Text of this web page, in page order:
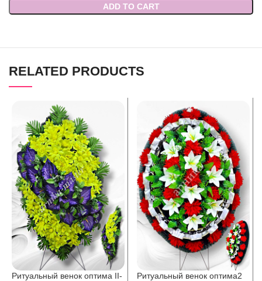
ADD TO CART
RELATED PRODUCTS
Ритуальный венок оптима II-
Ритуальный венок оптима2